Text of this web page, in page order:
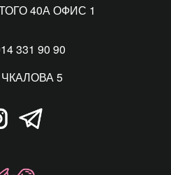
40А ОФИС 1
331 90 90
5